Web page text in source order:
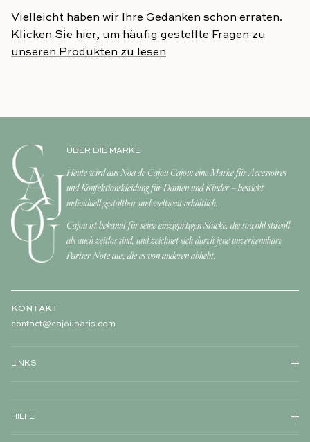
Vielleicht haben wir Ihre Gedanken schon erraten.
Klicken Sie hier, um häufig gestellte Fragen zu
unseren Produkten zu lesen
ÜBER DIE MARKE
Heute wird aus Noa de Cajou Cajou: eine Marke für Accessoires
und Konfektionskleidung für Damen und Kinder – bestickt,
individuell gestaltbar und weltweit erhältlich.
Cajou ist bekannt für seine einzigartigen Stücke, die sowohl stilvoll
als auch zeitlos sind, und zeichnet sich durch jene unverkennbare
Pariser Note aus, die es von anderen abhebt.
KONTAKT
contact@cajouparis.com
LINKS
HILFE